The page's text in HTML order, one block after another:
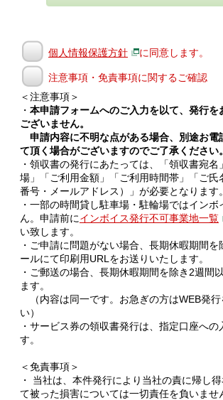
個人情報保護方針 に同意します。
注意事項・免責事項に関するご確認
＜注意事項＞
・ 本申請フォームへのご入力を以て、発行を
ございません。
申請内容に不明な点がある場合、別途お電
て頂く場合がございますのでご了承ください。
・領収書の発行にあたっては、「領収書宛
場」「ご利用金額」「ご利用時間帯」「ご氏
番号・メールアドレス）」が必要となります。
・一部の時間貸し駐車場・駐輪場ではイン
ん。申請前にインボイス発行不可事業地一覧
い致します。
・ご申請に問題がない場合、長期休暇期間を
ールにて印刷用URLをお送りいたします。
・ご郵送の場合、長期休暇期間を除き2週間
ます。
（内容は同一です。お急ぎの方はWEB発行
い）
・サービス券の領収書発行は、指定口座への
す。
＜免責事項＞
・ 当社は、本件発行により当社の責に帰し
て被った損害については一切責任を負いませ